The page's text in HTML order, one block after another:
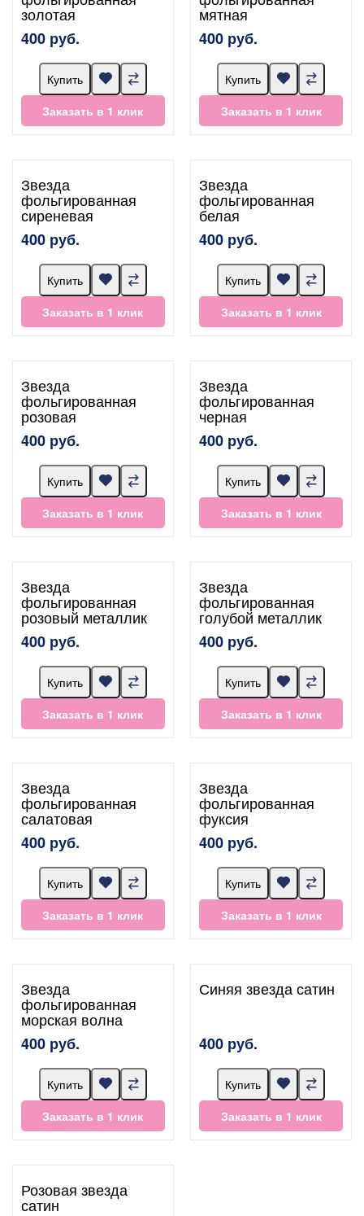
золотая
400 руб.
Купить
Заказать в 1 клик
мятная
400 руб.
Купить
Заказать в 1 клик
Звезда
фольгированная
сиреневая
400 руб.
Купить
Заказать в 1 клик
Звезда
фольгированная
белая
400 руб.
Купить
Заказать в 1 клик
Звезда
фольгированная
розовая
400 руб.
Купить
Заказать в 1 клик
Звезда
фольгированная
черная
400 руб.
Купить
Заказать в 1 клик
Звезда
фольгированная
розовый металлик
400 руб.
Купить
Заказать в 1 клик
Звезда
фольгированная
голубой металлик
400 руб.
Купить
Заказать в 1 клик
Звезда
фольгированная
салатовая
400 руб.
Купить
Заказать в 1 клик
Звезда
фольгированная
фуксия
400 руб.
Купить
Заказать в 1 клик
Звезда
фольгированная
морская волна
400 руб.
Купить
Заказать в 1 клик
Синяя звезда сатин
400 руб.
Купить
Заказать в 1 клик
Розовая звезда
сатин